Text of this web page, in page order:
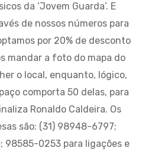
da ‘Jovem Guarda’. E
de nossos números para
por 20% de desconto
mandar a foto do mapa do
o local, enquanto, lógico,
comporta 50 delas, para
Ronaldo Caldeira. Os
são: (31) 98948-6797;
98585-0253 para ligações e